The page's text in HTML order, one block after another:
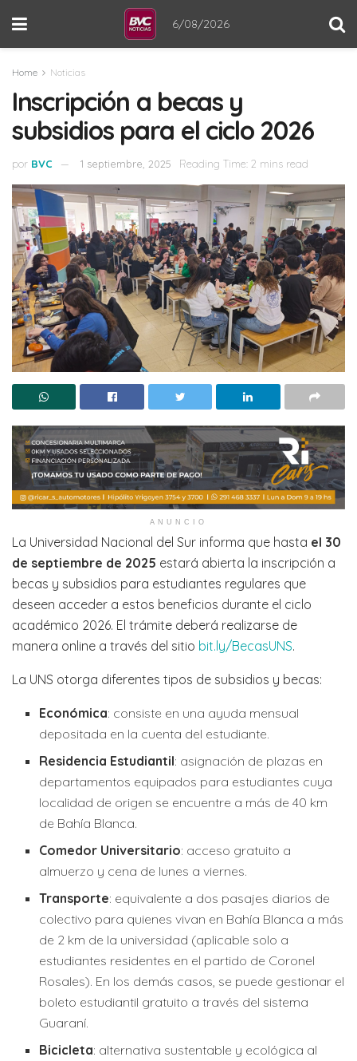
6/08/2026
Home Noticias
Inscripción a becas y
subsidios para el ciclo 2026
por BVC 1 septiembre, 2025 Reading Time: 2 mins read
ANUNCIO
La Universidad Nacional del Sur informa que hasta el 30
de septiembre de 2025 estará abierta la inscripción a
becas y subsidios para estudiantes regulares que
deseen acceder a estos beneficios durante el ciclo
académico 2026. El trámite deberá realizarse de
manera online a través del sitio bit.ly/BecasUNS.
La UNS otorga diferentes tipos de subsidios y becas:
Económica: consiste en una ayuda mensual
depositada en la cuenta del estudiante.
Residencia Estudiantil: asignación de plazas en
departamentos equipados para estudiantes cuya
localidad de origen se encuentre a más de 40 km
de Bahía Blanca.
Comedor Universitario: acceso gratuito a
almuerzo y cena de lunes a viernes.
Transporte: equivalente a dos pasajes diarios de
colectivo para quienes vivan en Bahía Blanca a más
de 2 km de la universidad (aplicable solo a
estudiantes residentes en el partido de Coronel
Rosales). En los demás casos, se puede gestionar el
boleto estudiantil gratuito a través del sistema
Guaraní.
Bicicleta: alternativa sustentable y ecológica al